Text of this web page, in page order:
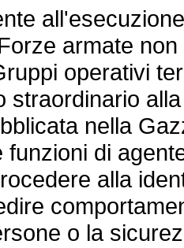
armate
operativi
straordinario
nella
funzioni di
alla
o la